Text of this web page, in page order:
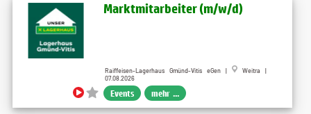
Marktmitarbeiter (m/w/d)
Raiffeisen-Lagerhaus Gmünd-Vitis eGen |
Weitra |
07.08.2026
Events mehr ...